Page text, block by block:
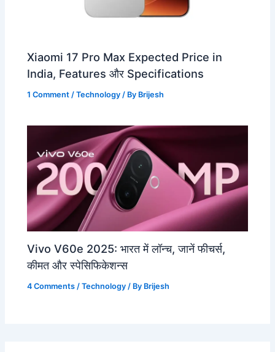
Xiaomi 17 Pro Max Expected Price in
India, Features और Specifications
1 Comment /Technology / By Brijesh
Vivo V60e 2025: भारत में लॉन्च, जानें फीचर्स,
कीमत और स्पेसिफिकेशन्स
4 Comments /Technology / By Brijesh